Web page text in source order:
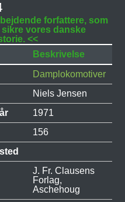
forfattere, som
sikre vores danske
<<
Beskrivelse
Damplokomotiver
Niels Jensen
1971
156
J. Fr. Clausens
Forlag,
Aschehoug